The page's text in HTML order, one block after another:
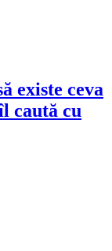
existe ceva
caută cu